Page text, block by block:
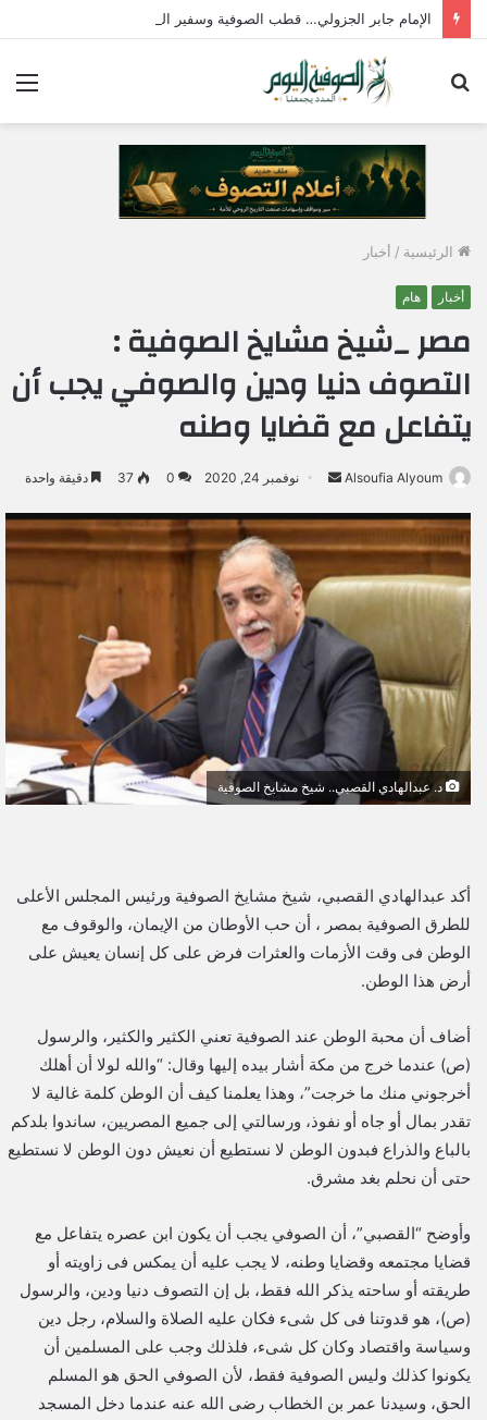
الإمام جابر الجزولي… قطب الصوفية وسفير الحب الإلهي في مصر
الرئيسية / أخبار
أخبار هام
مصر _شيخ مشايخ الصوفية :
التصوف دنيا ودين والصوفي يجب أن
يتفاعل مع قضايا وطنه
Alsoufia Alyoum
س
ل
ب
ي
ا
إ
ك
ي
نوفمبر 24, 2020 0
37 دقيقة واحدة
د. عبدالهادي القصبي.. شيخ مشايخ الصوفية
أكد عبدالهادي القصبي، شيخ مشايخ الصوفية ورئيس المجلس الأعلى
للطرق الصوفية بمصر ، أن حب الأوطان من الإيمان، والوقوف مع
الوطن فى وقت الأزمات والعثرات فرض على كل إنسان يعيش على
أرض هذا الوطن.
أضاف أن محبة الوطن عند الصوفية تعني الكثير والكثير، والرسول
(ص) عندما خرج من مكة أشار بيده إليها وقال: “والله لولا أن أهلك
أخرجوني منك ما خرجت”، وهذا يعلمنا كيف أن الوطن كلمة غالية لا
تقدر بمال أو جاه أو نفوذ، ورسالتي إلى جميع المصريين، ساندوا بلدكم
بالباع والذراع فبدون الوطن لا نستطيع أن نعيش دون الوطن لا نستطيع
حتى أن نحلم بغد مشرق.
وأوضح “القصبي”، أن الصوفي يجب أن يكون ابن عصره يتفاعل مع
قضايا مجتمعه وقضايا وطنه، لا يجب عليه أن يمكس فى زاويته أو
طريقته أو ساحته يذكر الله فقط، بل إن التصوف دنيا ودين، والرسول
(ص)، هو قدوتنا فى كل شىء فكان عليه الصلاة والسلام، رجل دين
وسياسة واقتصاد وكان كل شىء، فلذلك وجب على المسلمين أن
يكونوا كذلك وليس الصوفية فقط، لأن الصوفي الحق هو المسلم
الحق، وسيدنا عمر بن الخطاب رضى الله عنه عندما دخل المسجد